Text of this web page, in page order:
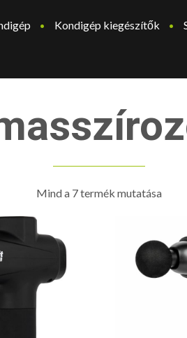
Kondigép kiegészítők
Mind a 7 termék mutatása